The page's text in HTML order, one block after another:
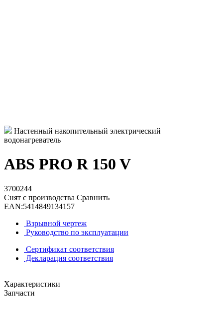
Настенный накопительный электрический
водонагреватель
ABS PRO R 150 V
3700244
Снят с производства Сравнить
EAN:5414849134157
Взрывной чертеж
Руководство по эксплуатации
Сертификат соответствия
Декларация соответствия
Характеристики
Запчасти